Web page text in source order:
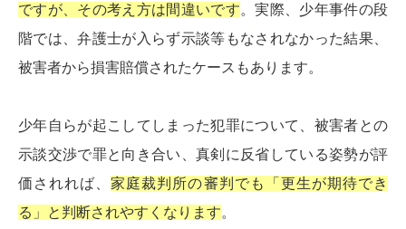
ですが、その考え方は間違いです。実際、少年事件の段
階では、弁護士が入らず示談等もなされなかった結果、
被害者から損害賠償されたケースもあります。
少年自らが起こしてしまった犯罪について、被害者との
示談交渉で罪と向き合い、真剣に反省している姿勢が評
価されれば、家庭裁判所の審判でも「更生が期待でき
る」と判断されやすくなります。